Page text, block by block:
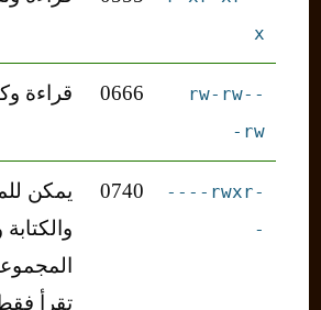
x
-rw-rw-
rw-
0666 قراءة
-rwxr----
-
0740
يمكن
والكتابة
تقرأ